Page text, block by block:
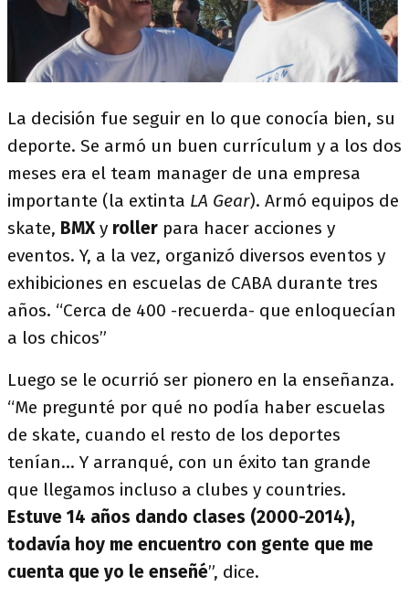
La decisión fue seguir en lo que conocía bien, su
deporte. Se armó un buen currículum y a los dos
meses era el team manager de una empresa
importante (la extinta LA Gear). Armó equipos de
skate, BMX y roller para hacer acciones y
eventos. Y, a la vez, organizó diversos eventos y
exhibiciones en escuelas de CABA durante tres
años. “Cerca de 400 -recuerda- que enloquecían
a los chicos”
Luego se le ocurrió ser pionero en la enseñanza.
“Me pregunté por qué no podía haber escuelas
de skate, cuando el resto de los deportes
tenían… Y arranqué, con un éxito tan grande
que llegamos incluso a clubes y countries.
Estuve 14 años dando clases (2000-2014),
todavía hoy me encuentro con gente que me
cuenta que yo le enseñé”, dice.